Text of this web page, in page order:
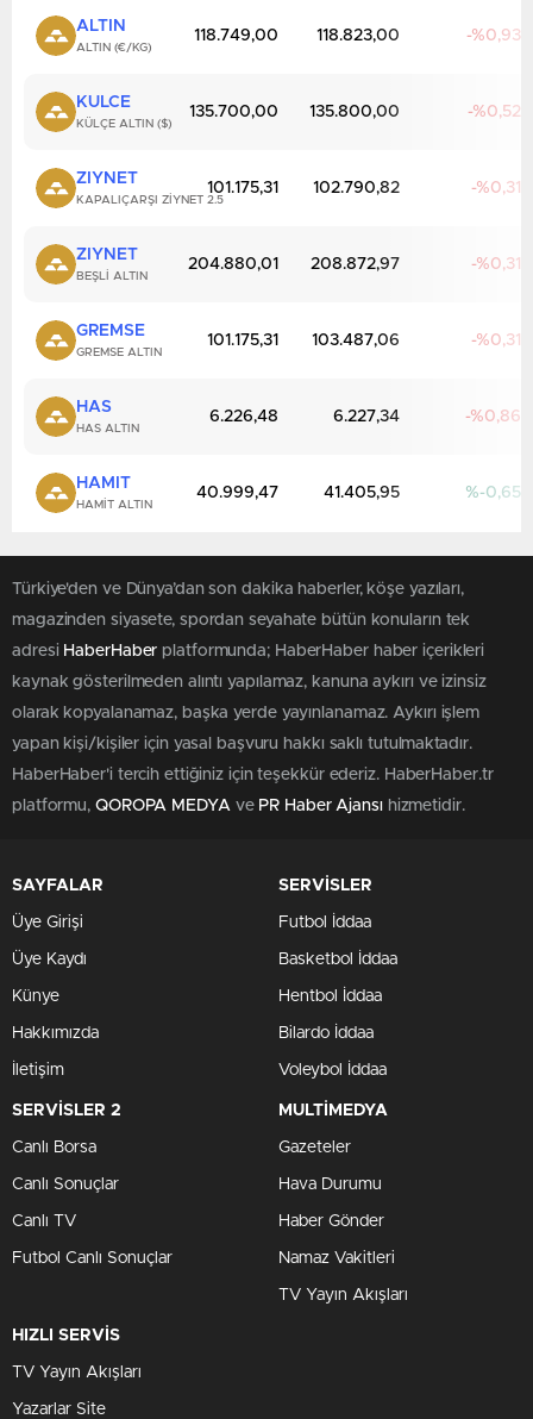
ALTIN
ALTIN (€/KG)
118.749,00 118.823,00 0,93
KULCE
KÜLÇE ALTIN ($)
135.700,00 135.800,00 0,52
ZIYNET
KAPALIÇARŞI ZIYNET 2.5
101.175,31 102.790,82 0,31
ZIYNET
BEŞLI ALTIN
204.880,01 208.872,97 0,31
GREMSE
GREMSE ALTIN
101.175,31 103.487,06 0,31
HAS
HAS ALTIN
6.226,48 6.227,34 0,86
HAMIT
HAMIT ALTIN
40.999,47 41.405,95 -0,65
Türkiye'den ve Dünya’dan son dakika haberler, köşe yazıları,
magazinden siyasete, spordan seyahate bütün konuların tek
adresi HaberHaber platformunda; HaberHaber haber içerikleri
kaynak gösterilmeden alıntı yapılamaz, kanuna aykırı ve izinsiz
olarak kopyalanamaz, başka yerde yayınlanamaz. Aykırı işlem
yapan kişi/kişiler için yasal başvuru hakkı saklı tutulmaktadır.
HaberHaber'i tercih ettiğiniz için teşekkür ederiz. HaberHaber.tr
platformu, QOROPA MEDYAve PR Haber Ajansıhizmetidir.
SAYFALAR
Üye Girişi
Üye Kaydı
Künye
Hakkımızda
İletişim
SERVİSLER
Futbol İddaa
Basketbol İddaa
Hentbol İddaa
Bilardo İddaa
Voleybol İddaa
SERVİSLER 2
Canlı Borsa
Canlı Sonuçlar
Canlı TV
Futbol Canlı Sonuçlar
MULTİMEDYA
Gazeteler
Hava Durumu
Haber Gönder
Namaz Vakitleri
TV Yayın Akışları
HIZLI SERVİS
TV Yayın Akışları
Yazarlar Site